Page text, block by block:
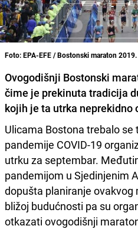
Foto: EPA-EFE / Bostonski maraton
Ovogodišnji Bostonski
čime je prekinuta tradicija
kojih je ta utrka neprekidno
Ulicama Bostona trebalo se
pandemije COVID-19
utrku za septembar.
pandemijom u Sjedinjenim
dopušta planiranje ovakvog
bližoj budućnosti pa su
otkazati ovogodišnji